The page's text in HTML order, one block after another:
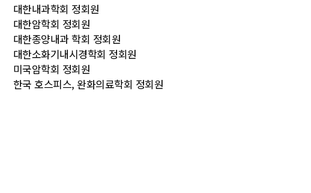
대한내과학회 정회원
대한암학회 정회원
대한종양내과 학회 정회원
대한소화기내시경학회 정회원
미국암학회 정회원
한국 호스피스, 완화의료학회 정회원